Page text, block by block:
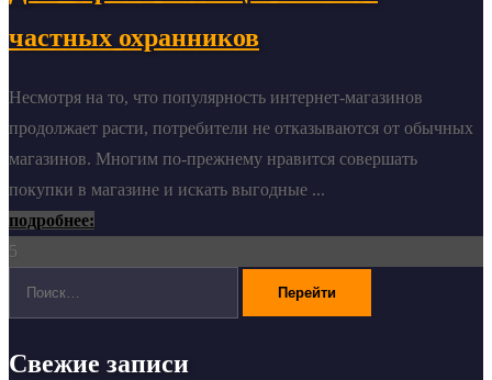
частных охранников
Несмотря на то, что популярность интернет-магазинов
продолжает расти, потребители не отказываются от обычных
магазинов. Многим по-прежнему нравится совершать
покупки в магазине и искать выгодные ...
подробнее:
5
Свежие записи